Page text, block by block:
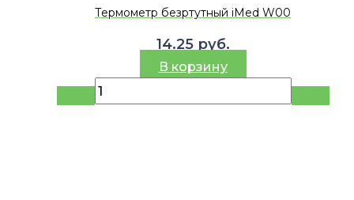
Термометр безртутный iMed W00
14.25 руб.
В корзину